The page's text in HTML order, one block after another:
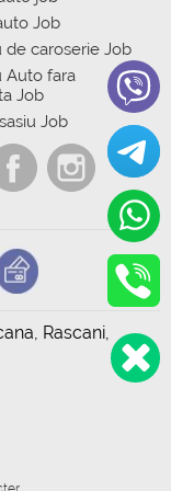
Job
de caroserie Job
Auto fara
Job
Job
Rascani,